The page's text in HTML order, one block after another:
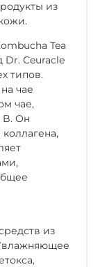
из
Tea
Ceuracle
типов.
чае
чае,
B. Он
из